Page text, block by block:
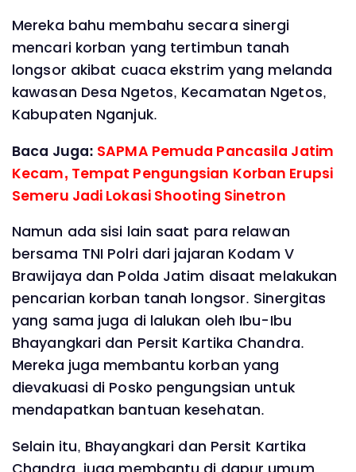
Mereka bahu membahu secara sinergi
mencari korban yang tertimbun tanah
longsor akibat cuaca ekstrim yang melanda
kawasan Desa Ngetos, Kecamatan Ngetos,
Kabupaten Nganjuk.
Baca Juga: SAPMA Pemuda Pancasila Jatim
Kecam, Tempat Pengungsian Korban Erupsi
Semeru Jadi Lokasi Shooting Sinetron
Namun ada sisi lain saat para relawan
bersama TNI Polri dari jajaran Kodam V
Brawijaya dan Polda Jatim disaat melakukan
pencarian korban tanah longsor. Sinergitas
yang sama juga di lalukan oleh Ibu-Ibu
Bhayangkari dan Persit Kartika Chandra.
Mereka juga membantu korban yang
dievakuasi di Posko pengungsian untuk
mendapatkan bantuan kesehatan.
Selain itu, Bhayangkari dan Persit Kartika